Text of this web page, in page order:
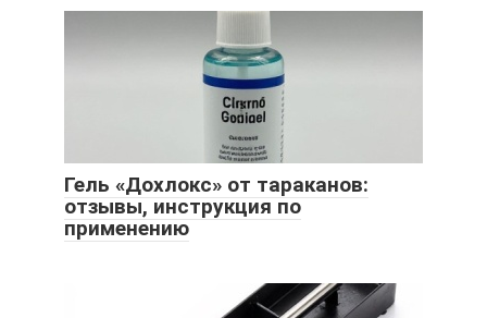
Гель «Дохлокс» от тараканов:
отзывы, инструкция по
применению